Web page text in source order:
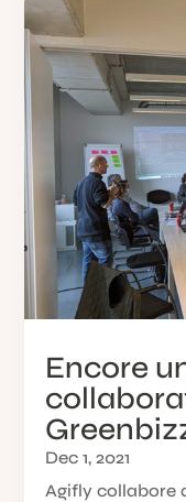
Encore
Dec 1, 2021
Agifly collabore